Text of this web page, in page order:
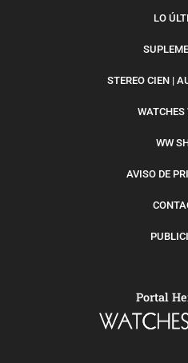
LO
STEREO CIEN |
WATCHES
WW
AVISO DE
Portal